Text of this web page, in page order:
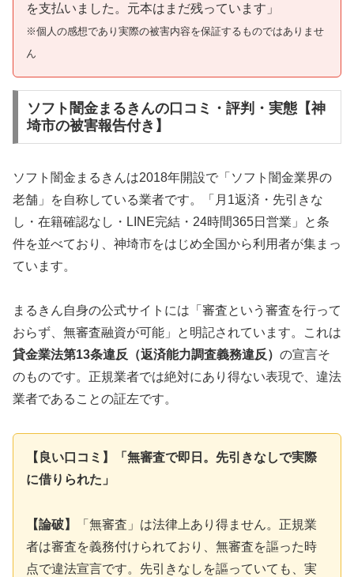
を支払いました。元本はまだ残っています」
※個人の感想であり実際の被害内容を保証するものではありませ
ん
ソフト闇金まるきんの口コミ・評判・実態【神
埼市の被害報告付き】
ソフト闇金まるきんは2018年開設で「ソフト闇金業界の
老舗」を自称している業者です。「月1返済・先引きな
し・在籍確認なし・LINE完結・24時間365日営業」と条
件を並べており、神埼市をはじめ全国から利用者が集まっ
ています。
まるきん自身の公式サイトには「審査という審査を行って
おらず、無審査融資が可能」と明記されています。これは
貸金業法第13条違反（返済能力調査義務違反） の宣言そ
のものです。正規業者では絶対にあり得ない表現で、違法
業者であることの証左です。
【良い口コミ】「無審査で即日。先引きなしで実際
に借りられた」
【論破】
「無審査」は法律上あり得ません。正規業
者は審査を義務付けられており、無審査を謳った時
点で違法宣言です。先引きなしを謳っていても、実